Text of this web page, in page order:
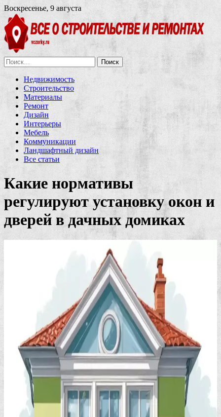
Воскресенье, 9 августа
Найти:
Недвижимость
Строительство
Материалы
Ремонт
Дизайн
Интерьеры
Мебель
Коммуникации
Ландшафтный дизайн
Все статьи
Какие нормативы
регулируют установку окон и
дверей в дачных домиках